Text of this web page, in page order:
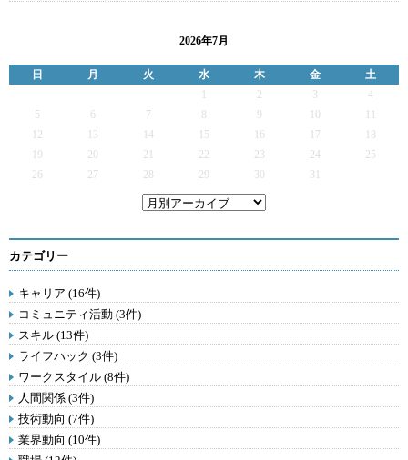
2026年7月
日 月 火 水 木 金
土
2 3
4
5
6 7 9
12
13 14 15 16 17
19
20 21 22 23 24
25
26
27 28 29 30 31
カテゴリー
キャリア (16件)
コミュニティ活動 (3件)
スキル (13件)
ライフハック (3件)
ワークスタイル (8件)
人間関係 (3件)
技術動向 (7件)
業界動向 (10件)